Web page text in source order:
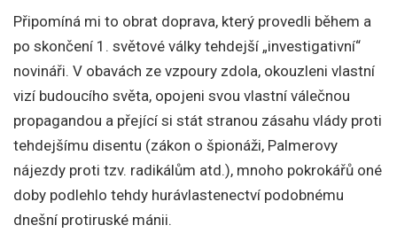
Připomíná mi to obrat doprava, který provedli během a
po skončení 1. světové války tehdejší „investigativní“
novináři. V obavách ze vzpoury zdola, okouzleni vlastní
vizí budoucího světa, opojeni svou vlastní válečnou
propagandou a přející si stát stranou zásahu vlády proti
tehdejšímu disentu (zákon o špionáži, Palmerovy
nájezdy proti tzv. radikálům atd.), mnoho pokrokářů oné
doby podlehlo tehdy hurávlastenectví podobnému
dnešní protiruské mánii.